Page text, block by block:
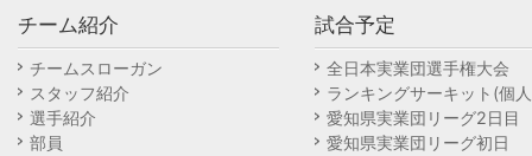
チーム紹介
チームスローガン
スタッフ紹介
選手紹介
部員
試合予定
全日本実業団選手権大会
ランキングサーキット(個
愛知県実業団リーグ2日目
愛知県実業団リーグ初日